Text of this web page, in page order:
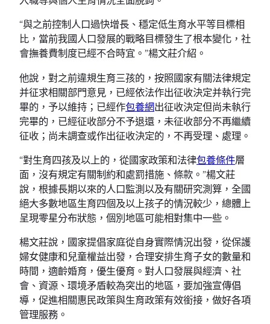
“與之前控制人口過快增長、穩定低生育水平等目標相
比，當前我國人口發展的戰略目標發生了根本變化，社
會撫養費制度已經不合時宜。”楊文莊介紹。
他說，對之前違規生育三孩的，按照國家有關法律規定
并征求相關部門意見，已經依法作出征收決定并執行完
畢的，予以維持；已經作包養網出征收決定但尚未執行
完畢的，已經征收部分不予退還，未征收部分不再繼續
征收；尚未調查或作出征收決定的，不再受理、處理。
“對生育四孩及以上的，從國家政策和法律包養條件層
面，沒有規定有關制約和處罰措施、條款。”楊文莊
說，根據長期以來的人口監測以及有關研究測算，全國
絕大多數地區生育四個及以上孩子的情況較少，總體上
呈現零星分布狀態，個別地區可能相對集中一些。
楊文莊說，國家提倡家庭從自身實際情況出發，從保護
婦女健康和兒童權益出發，合理安排生育子女的數量和
時間，適齡婚育，優生優育。對人口發展與經濟、社
會、資源、環境矛盾較為突出的地區，要加強宣傳倡
導，促進相關惠民政策與生育政策有效銜接，做好各項
管理服務。